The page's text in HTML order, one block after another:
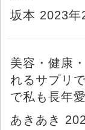
坂本 2023年
美容・健康
れるサプリ
で私も長年
あきあき